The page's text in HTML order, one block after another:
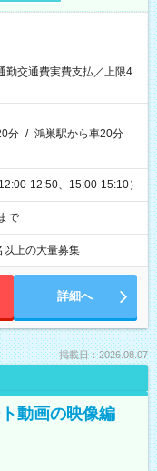
勤交通費実費支払／上限4
分 / 鴻巣駅から車20分
12:50、15:00-15:10）
で
以上の大量募集
詳細へ
掲載日：2026.08.07
動画の映像編